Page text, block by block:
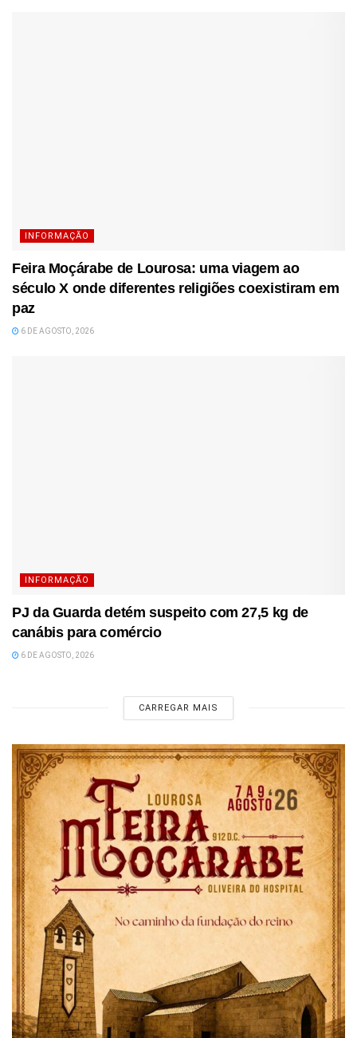
INFORMAÇÃO
Feira Moçárabe de Lourosa: uma viagem ao
século X onde diferentes religiões coexistiram em
paz
6 DE AGOSTO, 2026
INFORMAÇÃO
PJ da Guarda detém suspeito com 27,5 kg de
canábis para comércio
6 DE AGOSTO, 2026
CARREGAR MAIS